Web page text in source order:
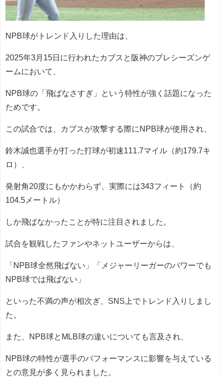
NPB球がトレンド入りした理由は、
2025年3月15日に行われたカブスと阪神のプレシーズンゲ
ームにおいて、
NPB球の「飛ばなさすぎ」という特性が強く話題になった
ためです。
この試合では、カブスが攻撃する際にNPB球が使用され、
鈴木誠也選手が打った打球が初速111.7マイル（約179.7キ
ロ）、
発射角20度にもかかわらず、実際には343フィート（約
104.5メートル）
しか飛ばなかったことが特に注目されました。
試合を観戦したファンやネットユーザーからは、
「NPB球全然飛ばない」「メジャーリーガーのパワーでも
NPB球では飛ばない」
といった不満の声が相次ぎ、SNS上でトレンド入りしまし
た。
また、NPB球とMLB球の違いについても言及され、
NPB球の特性が選手のパフォーマンスに影響を与えている
との意見が多く見られました。